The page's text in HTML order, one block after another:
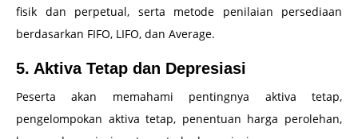
fisik dan perpetual, serta metode penilaian persediaan
berdasarkan FIFO, LIFO, dan Average.
5. Aktiva Tetap dan Depresiasi
Peserta akan memahami pentingnya aktiva tetap,
pengelompokan aktiva tetap, penentuan harga perolehan,